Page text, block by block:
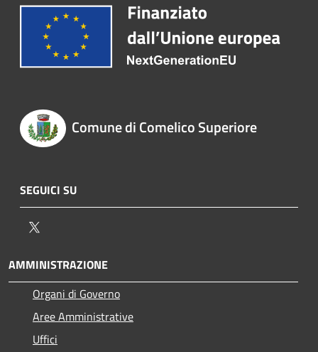
Comune di Comelico Superiore
SEGUICI SU
AMMINISTRAZIONE
Organi di Governo
Aree Amministrative
Uffici